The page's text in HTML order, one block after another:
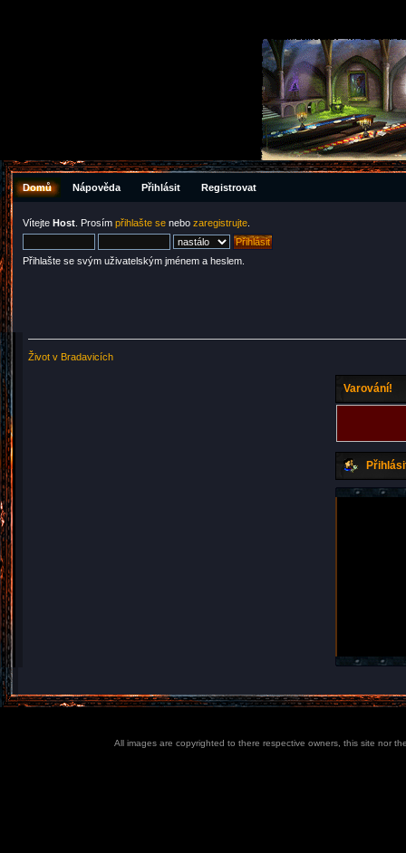
Domů Nápověda Přihlásit Registrovat
Vítejte Host . Prosím přihlašte se nebo zaregistrujte
Přihlašte se svým uživatelským jménem a heslem.
Život v Bradavicích
Varování!
All images are copyrighted to there respective owners, this site nor